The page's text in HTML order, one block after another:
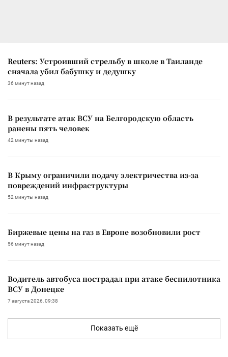
Reuters: Устроивший стрельбу в школе в Таиланде
сначала убил бабушку и дедушку
36 минут назад
В результате атак ВСУ на Белгородскую область
ранены пять человек
42 минуты назад
В Крыму ограничили подачу электричества из-за
повреждений инфраструктуры
52 минуты назад
Биржевые цены на газ в Европе возобновили рост
56 минут назад
Водитель автобуса пострадал при атаке беспилотника
ВСУ в Донецке
7 августа 2026, 09:38
Показать ещё